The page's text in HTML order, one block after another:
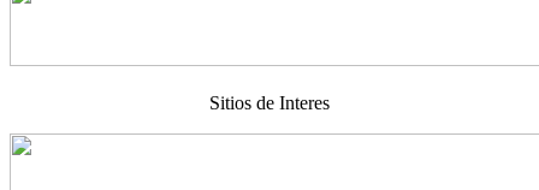
Sitios de Interes